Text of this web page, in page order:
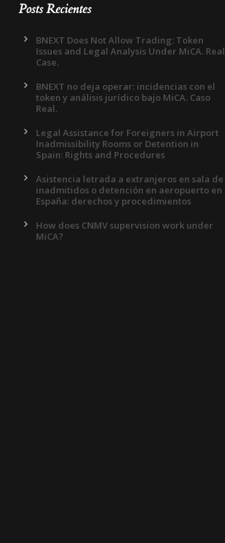
Posts Recientes
BNEXT Does Not Allow Trading: Token
Issues and Legal Analysis Under MiCA. Real
Case.
BNEXT no deja operar: incidencias con el
token y análisis jurídico bajo MiCA. Caso
Real.
Legal Assistance for Foreigners in Airport
Inadmissibility Rooms or Detention in
Spain: Rights and Procedures
Asistencia letrada a extranjeros en sala de
inadmitidos o detención en aeropuerto en
España: derechos y procedimientos
How does CNMV supervision work under
MiCA?